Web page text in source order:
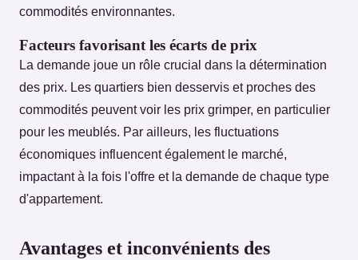
commodités environnantes.
Facteurs favorisant les écarts de prix
La demande joue un rôle crucial dans la détermination
des prix. Les quartiers bien desservis et proches des
commodités peuvent voir les prix grimper, en particulier
pour les meublés. Par ailleurs, les fluctuations
économiques influencent également le marché,
impactant à la fois l'offre et la demande de chaque type
d'appartement.
Avantages et inconvénients des